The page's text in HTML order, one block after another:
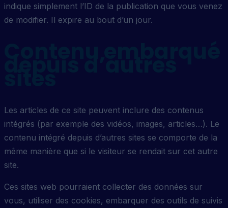
indique simplement l’ID de la publication que vous venez
de modifier. Il expire au bout d’un jour.
Les articles de ce site peuvent inclure des contenus
intégrés (par exemple des vidéos, images, articles…). Le
contenu intégré depuis d’autres sites se comporte de la
même manière que si le visiteur se rendait sur cet autre
site.
Ces sites web pourraient collecter des données sur
vous, utiliser des cookies, embarquer des outils de suivis